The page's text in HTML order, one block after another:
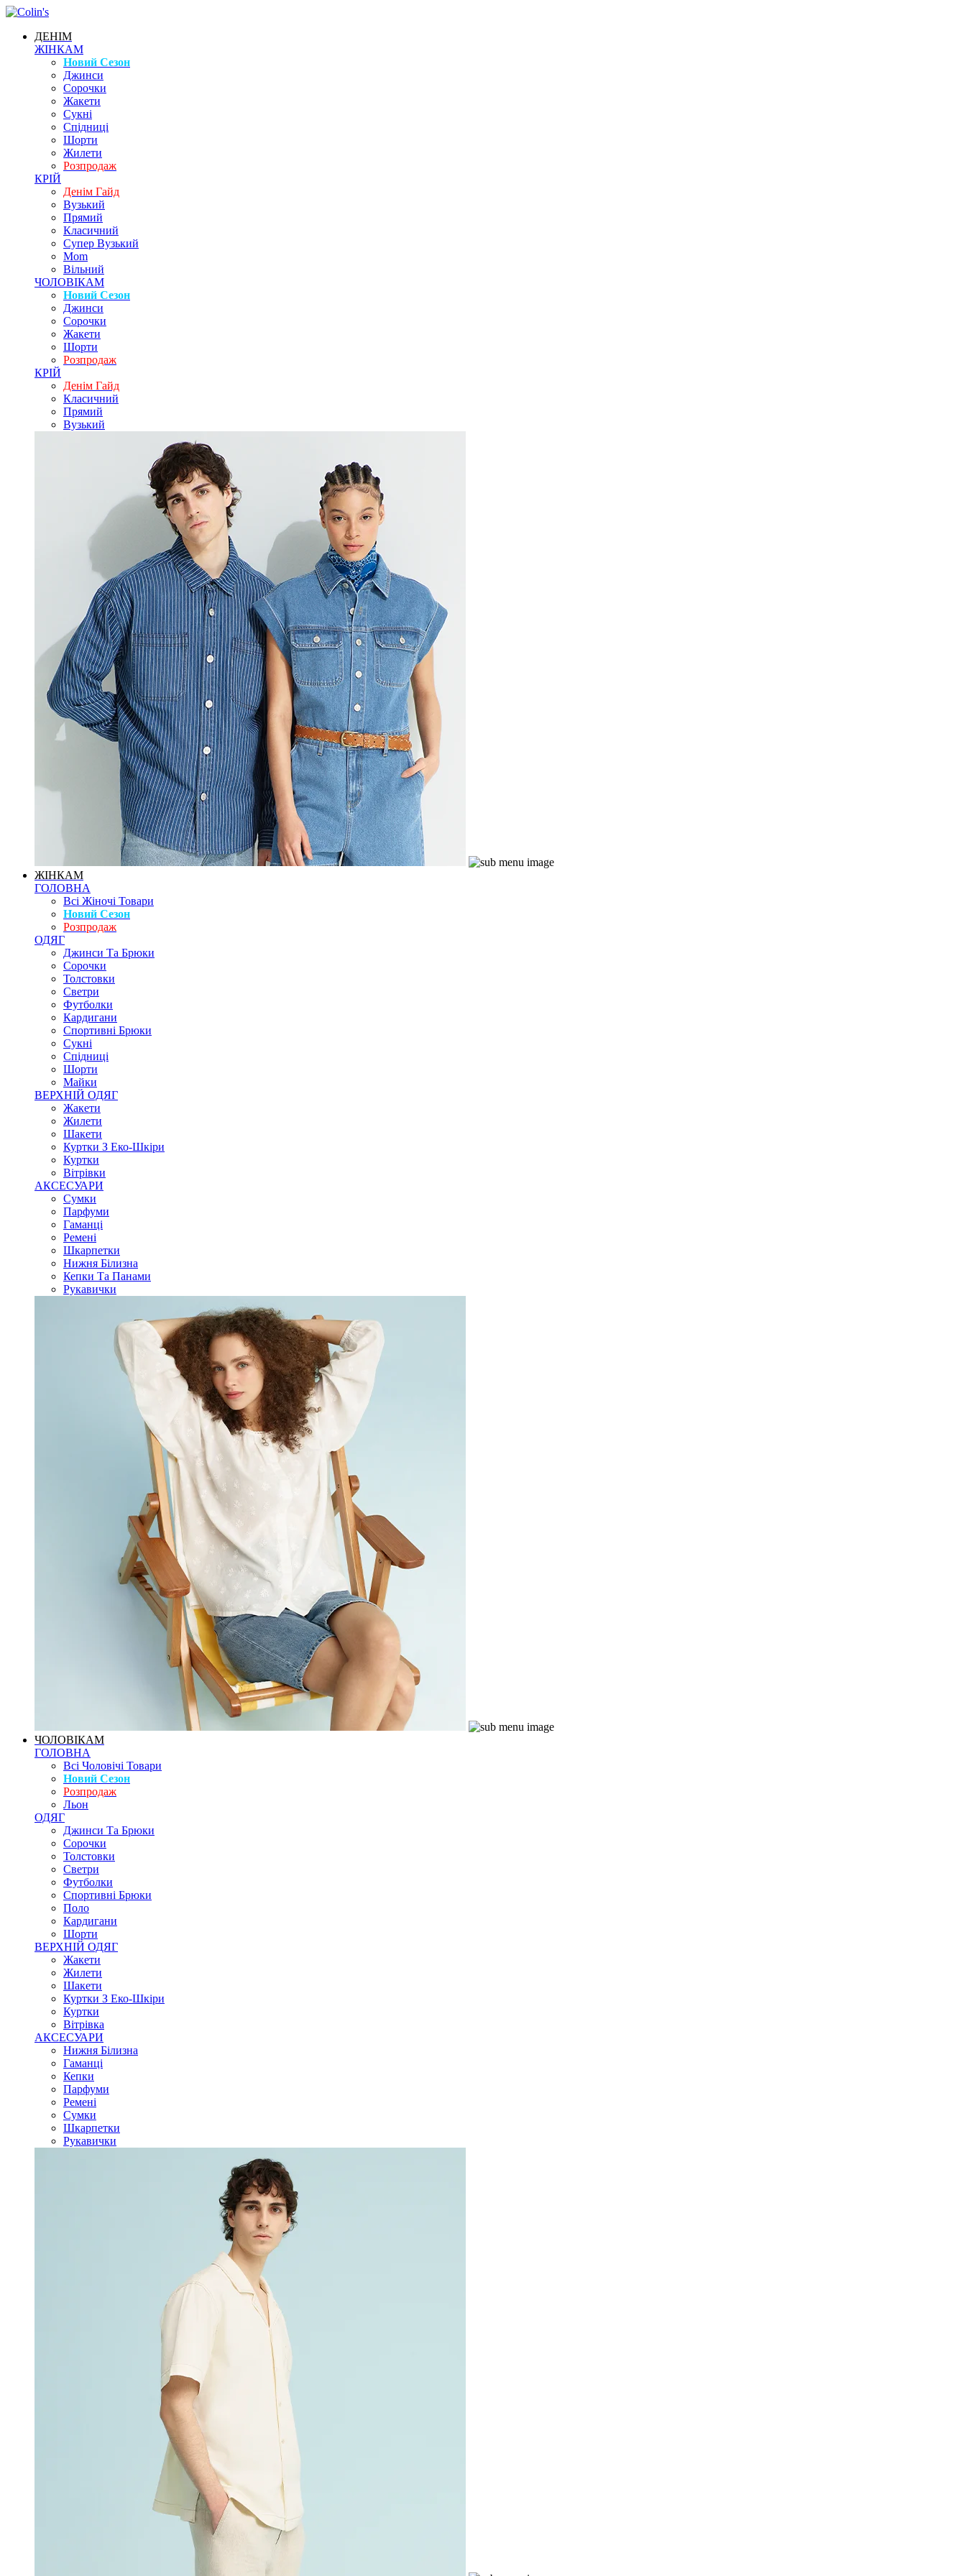
ДЕНІМ
ЖІНКАМ
Новий Сезон
Джинси
Сорочки
Жакети
Сукні
Спідниці
Шорти
Жилети
Розпродаж
КРІЙ
Денім Гайд
Вузький
Прямий
Класичний
Супер Вузький
Mom
Вільний
ЧОЛОВІКАМ
Новий Сезон
Джинси
Сорочки
Жакети
Шорти
Розпродаж
КРІЙ
Денім Гайд
Класичний
Прямий
Вузький
ЖІНКАМ
ГОЛОВНА
Всі Жіночі Товари
Новий Сезон
Розпродаж
ОДЯГ
Джинси Та Брюки
Сорочки
Толстовки
Светри
Футболки
Кардигани
Спортивні Брюки
Сукні
Спідниці
Шорти
Майки
ВЕРХНІЙ ОДЯГ
Жакети
Жилети
Шакети
Куртки З Еко-Шкіри
Куртки
Вітрівки
АКСЕСУАРИ
Сумки
Парфуми
Гаманці
Ремені
Шкарпетки
Нижня Білизна
Кепки Та Панами
Рукавички
ЧОЛОВІКАМ
ГОЛОВНА
Всі Чоловічі Товари
Новий Сезон
Розпродаж
Льон
ОДЯГ
Джинси Та Брюки
Сорочки
Толстовки
Светри
Футболки
Спортивні Брюки
Поло
Кардигани
Шорти
ВЕРХНІЙ ОДЯГ
Жакети
Жилети
Шакети
Куртки З Еко-Шкіри
Куртки
Вітрівка
АКСЕСУАРИ
Нижня Білизна
Гаманці
Кепки
Парфуми
Ремені
Сумки
Шкарпетки
Рукавички